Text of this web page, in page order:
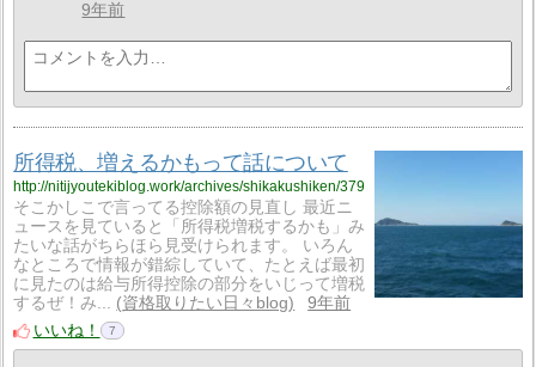
9年前
所得税、増えるかもって話について
http://nitijyoutekiblog.work/archives/shikakushiken/379
そこかしこで言ってる控除額の見直し 最近ニ
ュースを見ていると「所得税増税するかも」み
たいな話がちらほら見受けられます。 いろん
なところで情報が錯綜していて、たとえば最初
に見たのは給与所得控除の部分をいじって増税
するぜ！み...
資格取りたい日々blog
9年前
いいね！
7